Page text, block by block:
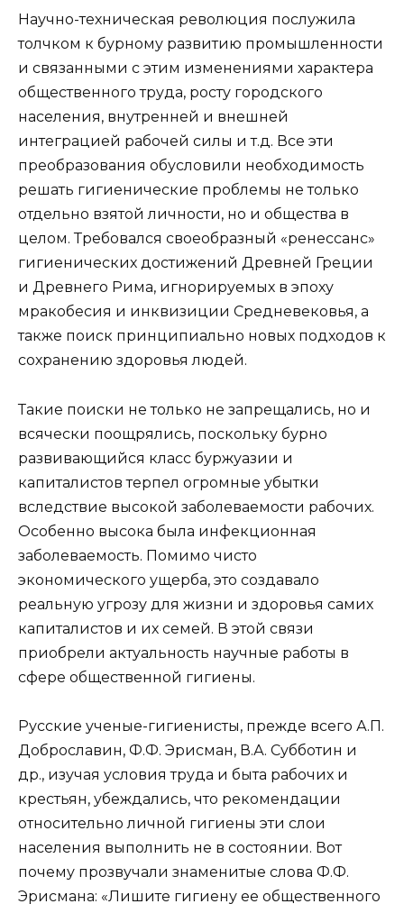
Научно-техническая революция послужила
толчком к бурному развитию промышленности
и связанными с этим изменениями характера
общественного труда, росту городского
населения, внутренней и внешней
интеграцией рабочей силы и т.д. Все эти
преобразования обусловили необходимость
решать гигиенические проблемы не только
отдельно взятой личности, но и общества в
целом. Требовался своеобразный «ренессанс»
гигиенических достижений Древней Греции
и Древнего Рима, игнорируемых в эпоху
мракобесия и инквизиции Средневековья, а
также поиск принципиально новых подходов к
сохранению здоровья людей.
Такие поиски не только не запрещались, но и
всячески поощрялись, поскольку бурно
развивающийся класс буржуазии и
капиталистов терпел огромные убытки
вследствие высокой заболеваемости рабочих.
Особенно высока была инфекционная
заболеваемость. Помимо чисто
экономического ущерба, это создавало
реальную угрозу для жизни и здоровья самих
капиталистов и их семей. В этой связи
приобрели актуальность научные работы в
сфере общественной гигиены.
Русские ученые-гигиенисты, прежде всего А.П.
Доброславин, Ф.Ф. Эрисман, В.А. Субботин и
др., изучая условия труда и быта рабочих и
крестьян, убеждались, что рекомендации
относительно личной гигиены эти слои
населения выполнить не в состоянии. Вот
почему прозвучали знаменитые слова Ф.Ф.
Эрисмана: «Лишите гигиену ее общественного